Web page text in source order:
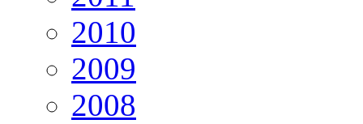
2010
2009
2008